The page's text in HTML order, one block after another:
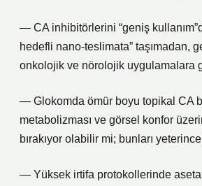
— CA inhibitörlerini “geniş
hedefli nano-teslimata” taşımadan,
onkolojik ve nörolojik uygulamalara
— Glokomda ömür boyu topikal CA
metabolizması ve görsel konfor
bırakıyor olabilir mi; bunları
— Yüksek irtifa protokollerinde